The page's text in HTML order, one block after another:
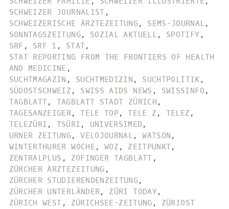
SCHWEIZER JOURNALIST ,
SCHWEIZERISCHE ÄRZTEZEITUNG, SEMS-JOURNAL ,
SONNTAGSZEITUNG, SOZIAL AKTUELL , SPOTIFY ,
SRF , SRF 1 , STAT,
STAT REPORTING FROM THE FRONTIERS OF HEALTH
AND MEDICINE ,
SUCHTMAGAZIN , SUCHTMEDIZIN , SUCHTPOLITIK ,
SÜDOSTSCHWEIZ , SWISS AIDS NEWS , SWISSINFO ,
TAGBLATT, TAGBLATT STADT ZÜRICH ,
TAGESANZEIGER, TELE TOP, TELE Z , TELEZ ,
TELEZÜRI , TSÜRI , UNIVERSIMED ,
URNER ZEITUNG, VELOJOURNAL , WATSON ,
WINTERTHURER WOCHE , WOZ , ZEITPUNKT,
ZENTRALPLUS , ZOFINGER TAGBLATT ,
ZÜRCHER ÄRZTEZEITUNG ,
ZÜRCHER STUDIERENDENZEITUNG,
ZÜRCHER UNTERLÄNDER, ZÜRI TODAY,
ZÜRICH WEST , ZÜRICHSEE-ZEITUNG , ZÜRIOST